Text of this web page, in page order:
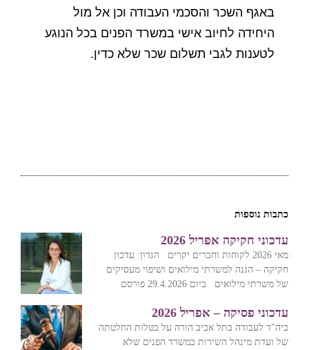
באגף השכר והסכמי העבודה וכן אל מול
היחידה לחיוב אישי במשרד הפנים בכל הנוגע
לטענות לגבי תשלום שכר שלא כדין.
כתבות נוספות
עדכוני חקיקה אפריל 2026
מאי 2026 לקוחות וחברים יקרים הנדון: עדכון
חקיקה – הגנה למשרתי מילואים ושיפוי מעסיקים
של משרתי מילואים ביום 29.4.2026 פורסם
עדכוני פסיקה – אפריל 2026
ביה"ד לעבודה בתל אביב הורה על בטלות החלטתה
של ועדת מינהל השירות במשרד הפנים שלא